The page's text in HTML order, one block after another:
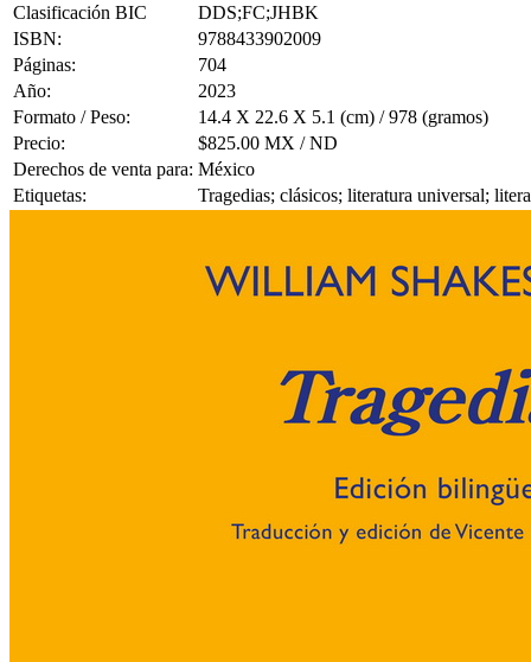
Clasificación BIC
DDS;FC;JHBK
ISBN:
9788433902009
Páginas:
704
Año:
2023
Formato / Peso:
14.4 X 22.6 X 5.1 (cm) / 978 (gramos)
Precio:
$825.00 MX / ND
Derechos de venta para: México
Etiquetas:
Tragedias; clásicos; literatura universal;